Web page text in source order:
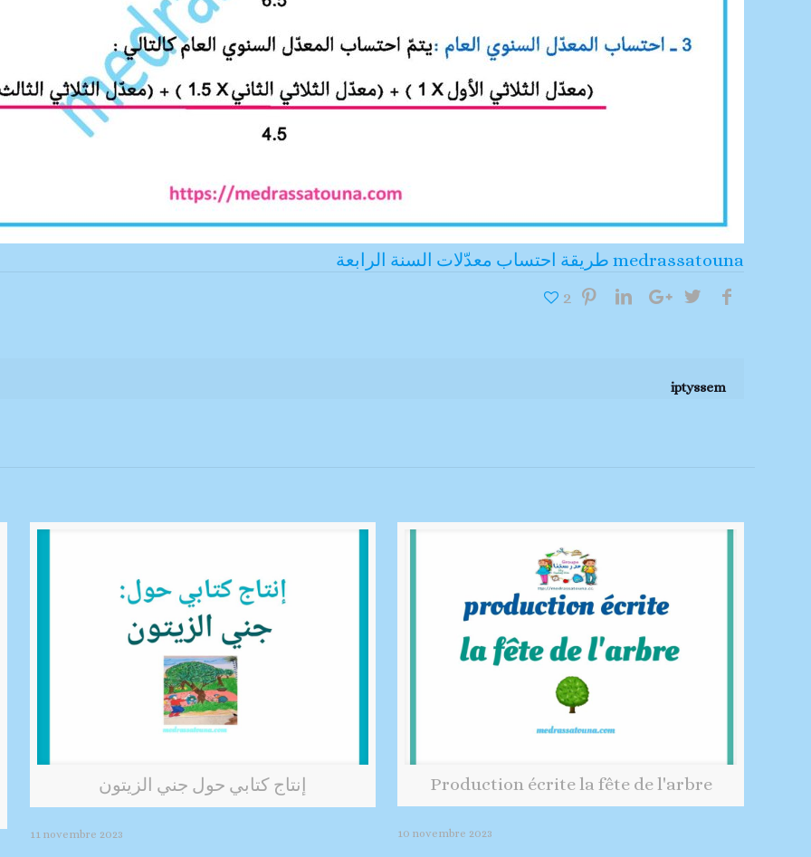
طريقة احتساب معدّلات السنة الرابعة medrassatouna
2
iptyssem
إنتاج كتابي حول جني الزيتون
11 novembre 2023
Production écrite la fête de l'arbre
10 novembre 2023